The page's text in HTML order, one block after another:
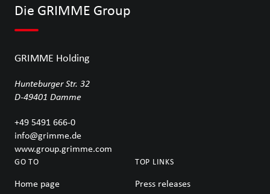
Die GRIMME Group
GRIMME Holding
Hunteburger Str. 32
D-49401 Damme
+49 5491 666-0
info@grimme.de
www.group.grimme.com
GO TO
Home page
TOP LINKS
Press releases